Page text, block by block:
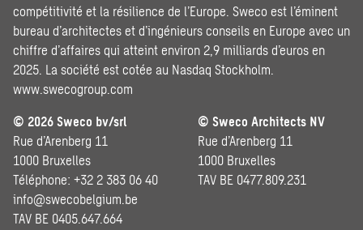
compétitivité et la résilience de l’Europe. Sweco est l’éminent
bureau d’architectes et d’ingénieurs conseils en Europe avec un
chiffre d’affaires qui atteint environ 2,9 milliards d’euros en
2025. La société est cotée au Nasdaq Stockholm.
www.swecogroup.com
© 2026 Sweco bv/srl
Rue d’Arenberg 11
1000 Bruxelles
Téléphone: +32 2 383 06 40
info@swecobelgium.be
TAV BE 0405.647.664
© Sweco Architects NV
Rue d’Arenberg 11
1000 Bruxelles
TAV BE 0477.809.231